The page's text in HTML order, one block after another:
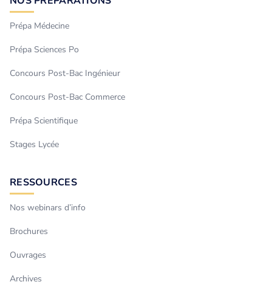
Prépa Médecine
Prépa Sciences Po
Concours Post-Bac Ingénieur
Concours Post-Bac Commerce
Prépa Scientifique
Stages Lycée
RESSOURCES
Nos webinars d’info
Brochures
Ouvrages
Archives